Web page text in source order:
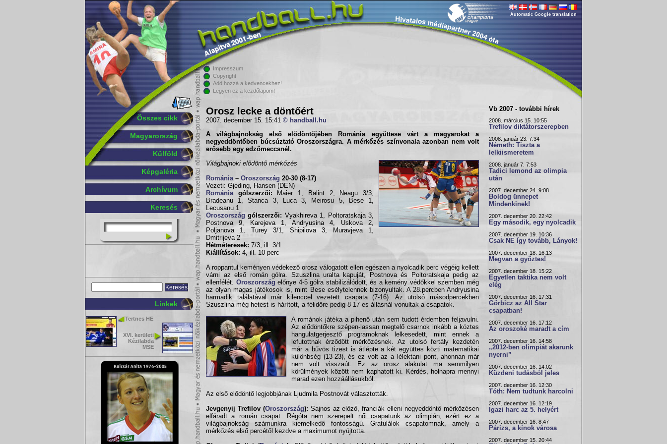
Összes cikk
Magyarország
Külföld
Képgaléria
Archívum
Keresés
Linkek
Tertnes HE
XVI. kerületi
Kézilabda
MSE
Automatic Google translation
Impresszum
Copyright
Add hozzá a kedvencekhez!
Legyen ez a kezdőlapom!
Orosz lecke a döntőért
2007. december 15. 15:41 © handball.hu
A világbajnokság első elődöntőjében Romániaegyüttese várt a magyarokat a
negyeddöntőben búcsúztató Oroszországra. A mérkőzés színvonala azonban nem volt
erősebb egy edzőmeccsnél.
Világbajnoki elődöntő mérkőzés
Románia – Oroszország 20-30 (8-17)
Vezeti: Gjeding, Hansen (DEN)
Románia gólszerzői: Maier 1, Balint 2, Neagu 3/3,
Bradeanu 1, Stanca 3, Luca 3, Meirosu 5, Bese 1,
Lecusanu 1
Oroszország gólszerzői: Vyakhireva 1, Poltoratskaja 3,
Postnova 9, Karejeva 1, Andryusina 4, Uskova 2,
Poljanova 1, Turey 3/1, Shipilova 3, Muravjeva 1,
Dmitrijeva 2
Hétméteresek: 7/3, ill. 3/1
Kiállítások: 4, ill. 10 perc
A roppantul keményen védekező orosz válogatott ellen egészen a nyolcadik perc végéig kellett
várni az első román gólra. Szuszlina uralta kapuját, Postnova és Poltoratskaja pedig az
ellenfélét. Oroszország előnye 4-5 gólra stabilizálódott, és a kemény védőkkel szemben még
az olyan magas játékosok is, mint Bese esélytelennek bizonyultak. A 28.percben Andryusina
harmadik találatával már kilenccel vezetett csapata (7-16). Az utolsó másodpercekben
Szuszlina még hetest is hárított, a félidőre pedig 8-17-es állásnál vonultak a csapatok.
A románok játéka a pihenő után sem tudott érdemben feljavulni.
Az elődöntőkre szépen-lassan megtelő csarnok inkább a köztes
hangulatgerjesztő programoknak lelkesedett, mint ennek a
lefutottnak érződött mérkőzésnek. Az utolsó fertály kezdetén
már a bűvös tizest is átlépte a két együttes közti matematikai
különbség (13-23), és ez volt az a lélektani pont, ahonnan már
nem volt visszaút. Ez az orosz alakulat ma semmilyen
körülmények között nem kaphatott ki. Kérdés, holnapra mennyi
marad ezen hozzáállásukból.
Az első elődöntő legjobbjának Ljudmila Postnovát választották.
Jevgenyij Trefilov (Oroszország): Sajnos az előző, franciák elleni negyeddöntő mérkőzésen
elfáradt a román csapat. Régóta nem szerepelt női csapatunk az olimpián, ezért ez a
világbajnokság számunkra kiemelkedő fontosságú. Gratulálok csapatomnak, amely a
mérkőzés első percétől kezdve a maximumot nyújtotta.
Vb 2007 - további hírek
2008. március 15. 10:55
Trefilov diktátorszerepben
2008. január 23. 7:34
Németh: Tiszta a
lelkiismeretem
2008. január 7. 7:53
Tadici lemond az olimpia
után
2007. december 24. 9:08
Boldog ünnepet
Mindenkinek!
2007. december 20. 22:42
Egy második, egy nyolcadik
2007. december 19. 10:36
Csak NE így tovább, Lányok!
2007. december 18. 16:13
Megvan a győztes!
2007. december 18. 15:22
Egyetlen taktika nem volt
elég
2007. december 16. 17:31
Görbicz az All Star
csapatban!
2007. december 16. 17:12
Az oroszoké maradt a cím
2007. december 16. 14:58
„2012-ben olimpiát akarunk
nyerni”
2007. december 16. 14:02
Küzdeni tudásból jeles
2007. december 16. 12:30
Tóth: Nem tudtunk harcolni
2007. december 16. 12:19
Igazi harc az 5. helyért
2007. december 16. 8:47
Párizs, a kínok városa
2007. december 15. 20:44